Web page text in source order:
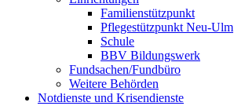
Familienstützpunkt
Pflegestützpunkt Neu-Ulm
Schule
BBV Bildungswerk
Fundsachen/Fundbüro
Weitere Behörden
Notdienste und Krisendienste